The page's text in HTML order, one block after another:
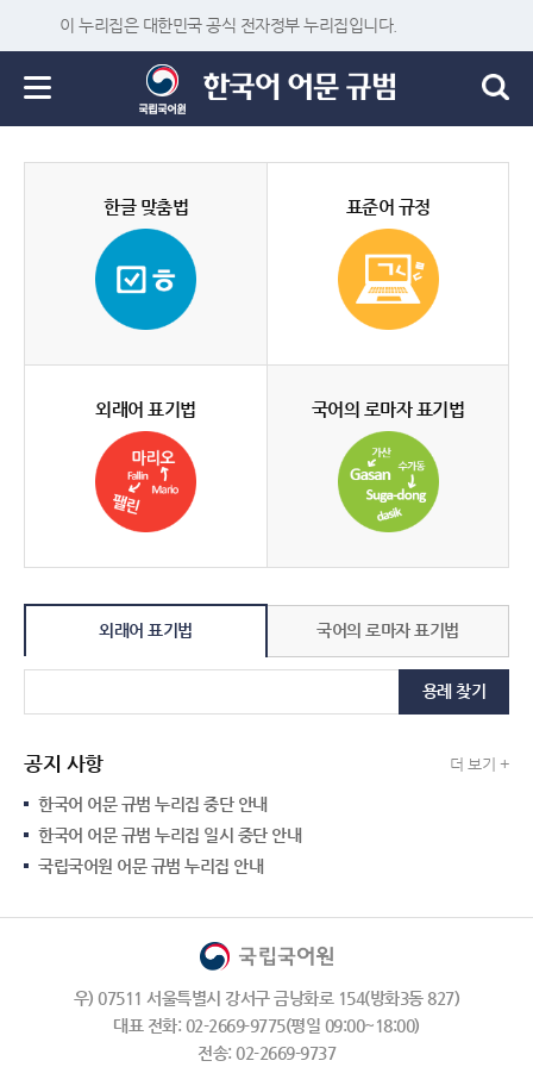
이 누리집은 대한민국 공식 전자정부 누리집입니다.
한글 맞춤법 표준어 규정
외래어 표기법 국어의 로마자 표기법
외래어 표기법 국어의 로마자 표기법
용례 찾기
공지 사항 더 보기 +
한국어 어문 규범 누리집 중단 안내
한국어 어문 규범 누리집 일시 중단 안내
국립국어원 어문 규범 누리집 안내
우) 07511 서울특별시 강서구 금낭화로 154(방화3동 827)
대표 전화: 02-2669-9775(평일 09:00~18:00)
전송: 02-2669-9737